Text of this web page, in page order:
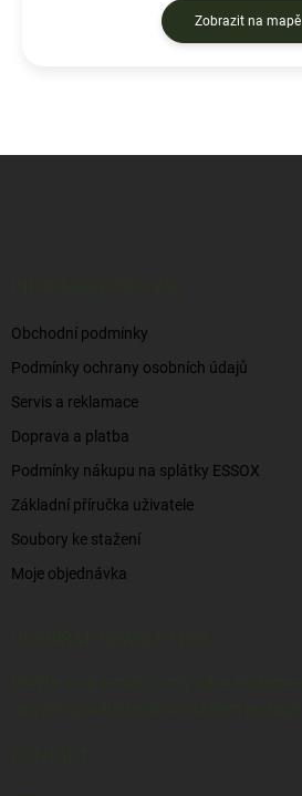
Zobrazit na mapě
Obchodní podmínky
Podmínky ochrany osobních údajů
Servis a reklamace
Doprava a platba
Podmínky nákupu na splátky ESSOX
Základní příručka uživatele
Soubory ke stažení
Moje objednávka